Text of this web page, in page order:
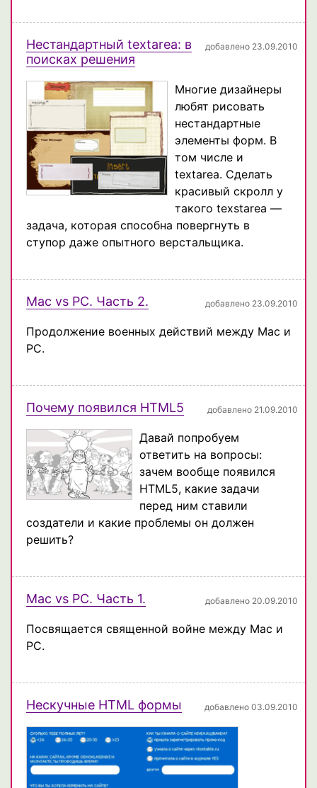
Нестандартный textarea: в
поисках решения
добавлено 23.09.2010
Многие дизайнеры
любят рисовать
нестандартные
элементы форм. В
том числе и
textarea. Сделать
красивый скролл у
такого texstarea —
задача, которая способна повергнуть в
ступор даже опытного верстальщика.
Mac vs PC. Часть 2. добавлено 23.09.2010
Продолжение военных действий между Mac и
PC.
Почему появился HTML5 добавлено 21.09.2010
Давай попробуем
ответить на вопросы:
зачем вообще появился
HTML5, какие задачи
перед ним ставили
создатели и какие проблемы он должен
решить?
Mac vs PC. Часть 1. добавлено 20.09.2010
Посвящается священной войне между Mac и
PC.
Нескучные HTML формы добавлено 03.09.2010